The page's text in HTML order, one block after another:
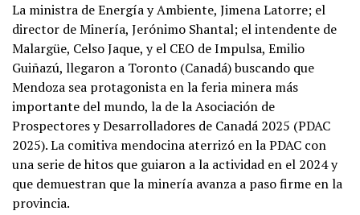
La ministra de Energía y Ambiente, Jimena Latorre; el
director de Minería, Jerónimo Shantal; el intendente de
Malargüe, Celso Jaque, y el CEO de Impulsa, Emilio
Guiñazú, llegaron a Toronto (Canadá) buscando que
Mendoza sea protagonista en la feria minera más
importante del mundo, la de la Asociación de
Prospectores y Desarrolladores de Canadá 2025 (PDAC
2025). La comitiva mendocina aterrizó en la PDAC con
una serie de hitos que guiaron a la actividad en el 2024 y
que demuestran que la minería avanza a paso firme en la
provincia.